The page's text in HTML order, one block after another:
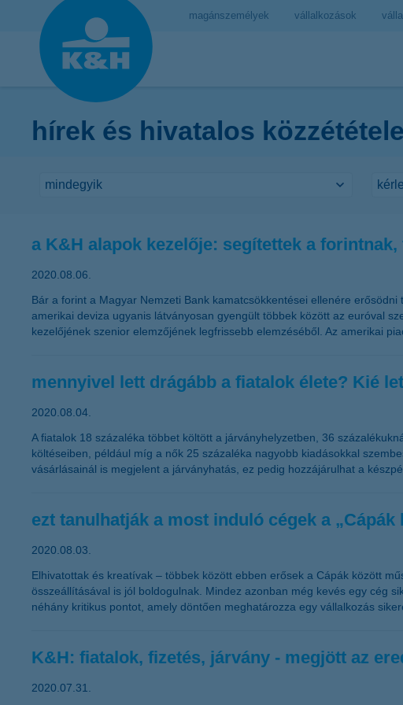
magánszemélyek vállalkozások
hírek és hivatalos
a K&H alapok kezelője: segítettek a
2020.08.06.
Bár a forint a Magyar Nemzeti Bank kamatcsökkentései ellenére
amerikai deviza ugyanis látványosan gyengült többek között az euróval
kezelőjének szenior elemzőjének legfrissebb elemzéséből. Az amerikai
mennyivel lett drágább a fiatalok élete? Kié
2020.08.04.
A fiatalok 18 százaléka többet költött a járványhelyzetben, 36
költéseiben, például míg a nők 25 százaléka nagyobb kiadásokkal
vásárlásainál is megjelent a járványhatás, ez pedig hozzájárulhat a
ezt tanulhatják a most induló cégek a
2020.08.03.
Elhivatottak és kreatívak – többek között ebben erősek a Cápák között
összeállításával is jól boldogulnak. Mindez azonban még kevés egy cég
néhány kritikus pontot, amely döntően meghatározza egy vállalkozás
K&H: fiatalok, fizetés, járvány - megjött az
2020.07.31.